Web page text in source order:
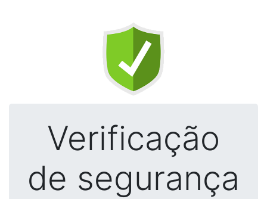
Verificação
de segurança